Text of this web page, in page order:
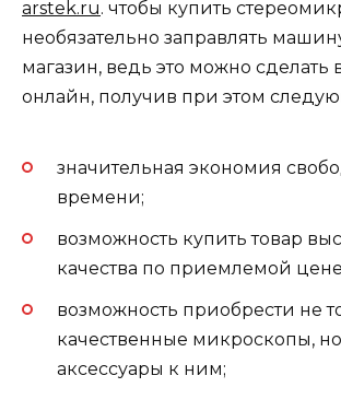
arstek.ru. чтобы купить
необязательно заправлять
магазин, ведь это можно сделать
онлайн, получив при этом
значительная экономия
времени;
возможность купить товар
качества по приемлемой
возможность приобрести не
качественные микроскопы,
аксессуары к ним;